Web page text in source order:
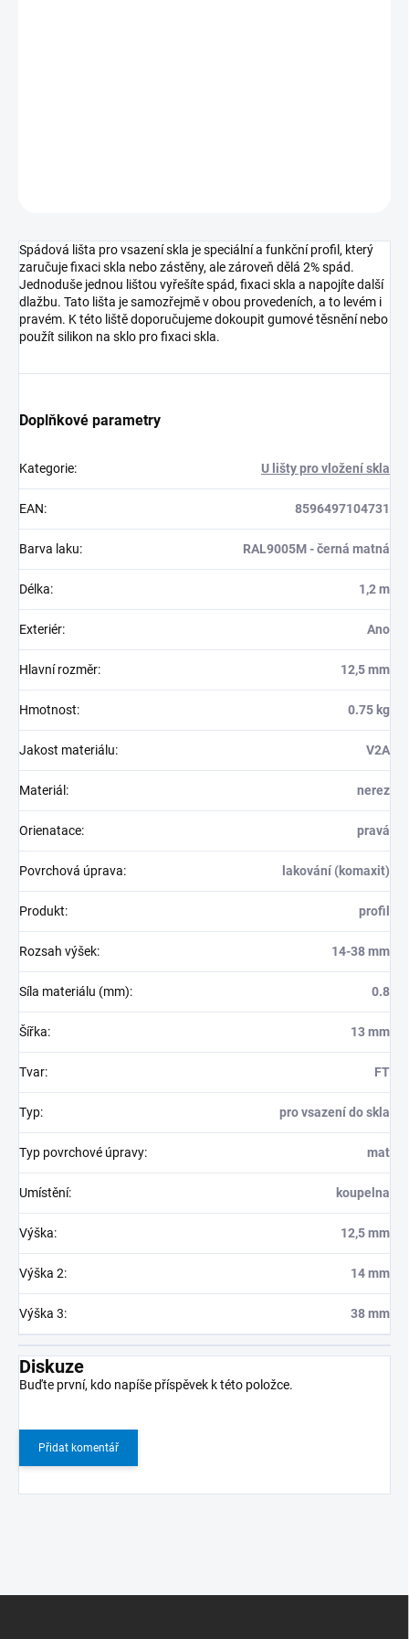
Spádová lišta pro vsazení skla je speciální a funkční profil, který
zaručuje fixaci skla nebo zástěny, ale zároveň dělá 2% spád.
Jednoduše jednou lištou vyřešíte spád, fixaci skla a napojíte další
dlažbu. Tato lišta je samozřejmě v obou provedeních, a to levém i
pravém. K této liště doporučujeme dokoupit gumové těsnění nebo
použít silikon na sklo pro fixaci skla.
Doplňkové parametry
Kategorie: U lišty pro vložení skla
EAN: 8596497104731
Barva laku: RAL9005M - černá matná
Délka: 1,2 m
Exteriér: Ano
Hlavní rozměr: 12,5 mm
Hmotnost: 0.75 kg
Jakost materiálu: V2A
Materiál : nerez
Orienatace: pravá
Povrchová úprava: lakování (komaxit)
Produkt: profil
Rozsah výšek: 14-38 mm
Síla materiálu (mm): 0.8
Šířka: 13 mm
Tvar: FT
Typ: pro vsazení do skla
Typ povrchové úpravy: mat
Umístění: koupelna
Výška: 12,5 mm
Výška 2: 14 mm
Výška 3: 38 mm
Diskuze
Buďte první, kdo napíše příspěvek k této položce.
Přidat komentář